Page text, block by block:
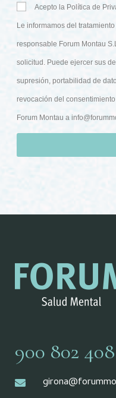
Acepto la Política de
Le informamos del
responsable Forum Montau
solicitud. Puede ejercer sus
supresión, portabilidad de
revocación del
Forum Montau a
900 802 408